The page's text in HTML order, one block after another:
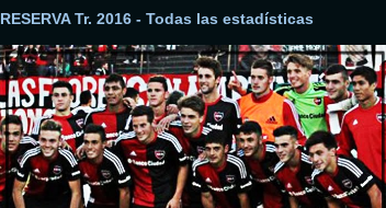
RESERVA Tr. 2016 - Todas las estadísticas